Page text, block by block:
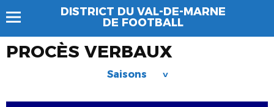
DISTRICT DU VAL-DE-MARNE
DE FOOTBALL
PROCÈS VERBAUX
Saisons >